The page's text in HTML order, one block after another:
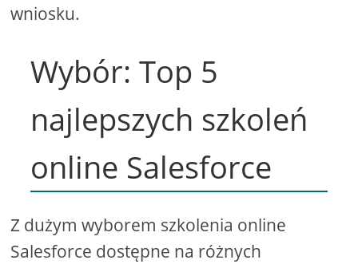
wniosku.
Wybór: Top 5
najlepszych szkoleń
online Salesforce
Z dużym wyborem szkolenia online
Salesforce dostępne na różnych